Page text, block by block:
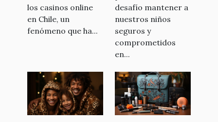
los casinos online
en Chile, un
fenómeno que ha...
desafío mantener a
nuestros niños
seguros y
comprometidos
en...